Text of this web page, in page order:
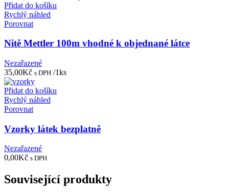
Přidat do košíku
Rychlý náhled
Porovnat
Nitě Mettler 100m vhodné k objednané látce
Nezařazené
35,00Kč s DPH /1ks
Přidat do košíku
Rychlý náhled
Porovnat
Vzorky látek bezplatně
Nezařazené
0,00Kč s DPH
Související produkty